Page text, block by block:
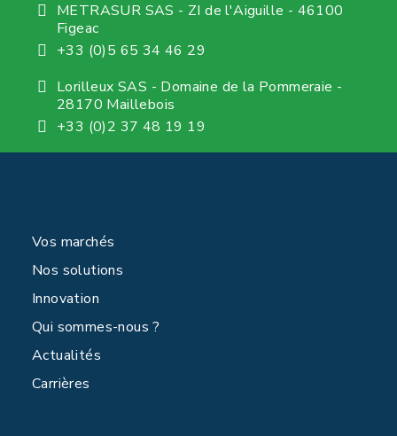
METRASUR SAS - ZI de l'Aiguille - 46100
Figeac
+33 (0)5 65 34 46 29
Lorilleux SAS - Domaine de la Pommeraie -
28170 Maillebois
+33 (0)2 37 48 19 19
Vos marchés
Nos solutions
Innovation
Qui sommes-nous ?
Actualités
Carrières